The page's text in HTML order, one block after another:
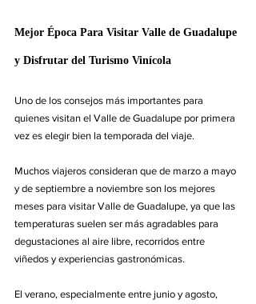
Mejor Época Para Visitar Valle de Guadalupe
y Disfrutar del Turismo Vinícola
Uno de los consejos más importantes para
quienes visitan el Valle de Guadalupe por primera
vez es elegir bien la temporada del viaje.
Muchos viajeros consideran que de marzo a mayo
y de septiembre a noviembre son los mejores
meses para visitar Valle de Guadalupe, ya que las
temperaturas suelen ser más agradables para
degustaciones al aire libre, recorridos entre
viñedos y experiencias gastronómicas.
El verano, especialmente entre junio y agosto,